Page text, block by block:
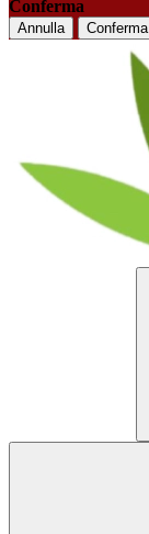
Conferma
Annulla Conferma